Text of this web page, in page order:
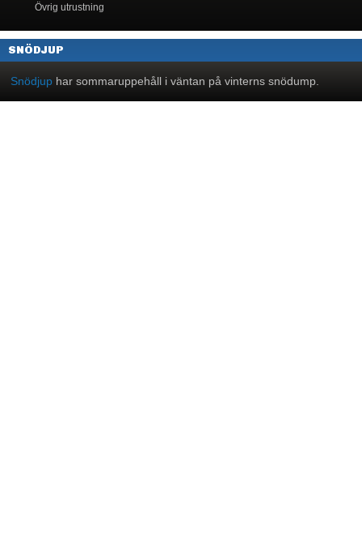
Övrig utrustning
SNÖDJUP
Snödjup har sommaruppehåll i väntan på vinterns snödump.